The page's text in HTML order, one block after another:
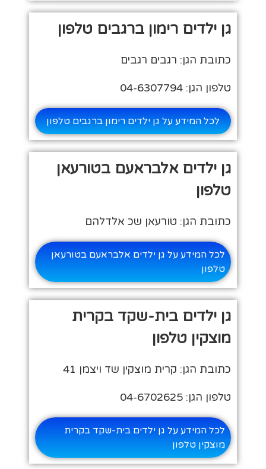
גן ילדים רימון ברגבים טלפון
כתובת הגן: רגבים רגבים
טלפון הגן: 04-6307794
לכל המידע על גן ילדים רימון ברגבים טלפון
גן ילדים אלבראעם בטורעאן
טלפון
כתובת הגן: טורעאן שכ אלדלהם
לכל המידע על גן ילדים אלבראעם בטורעאן
טלפון
גן ילדים בית-שקד בקרית
מוצקין טלפון
כתובת הגן: קרית מוצקין שד ויצמן 41
טלפון הגן: 04-6702625
לכל המידע על גן ילדים בית-שקד בקרית
מוצקין טלפון